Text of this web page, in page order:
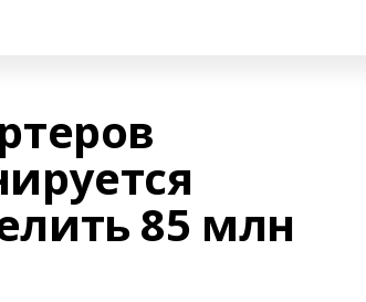
85 млн